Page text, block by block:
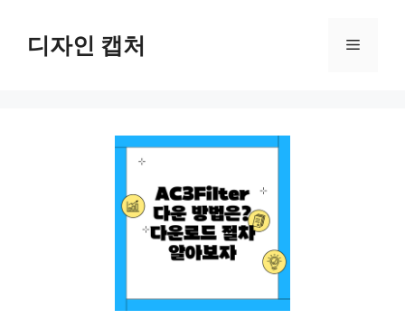
디자인 캡처 메